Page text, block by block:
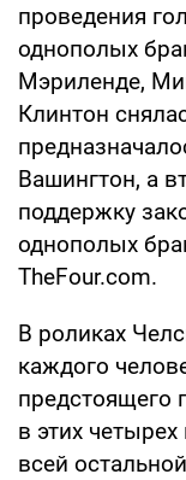
проведения
однополых
Мэриленде,
Клинтон
Вашингтон, а
поддержку
однополых
TheFour.com.
В роликах
каждого
предстоящего
в этих
всей